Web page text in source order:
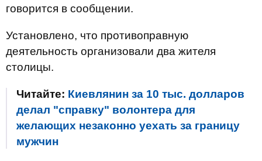
говорится в сообщении.
Установлено, что противоправную
деятельность организовали два жителя
столицы.
Читайте: Киевлянин за 10 тыс. долларов
делал "справку" волонтера для
желающих незаконно уехать за границу
мужчин